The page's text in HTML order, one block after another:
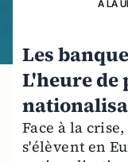
A LA
Les
L'heure de
Face à la
s'élèvent en